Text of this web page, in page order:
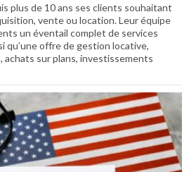
plus de 10 ans ses clients souhaitant
vente ou location. Leur équipe
un éventail complet de services
qu’une offre de gestion locative,
achats sur plans, investissements